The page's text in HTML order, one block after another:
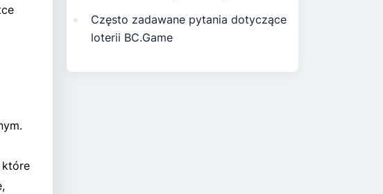
które
Często zadawane pytania dotyczące
loterii BC.Game